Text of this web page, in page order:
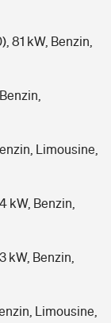
81 kW, Benzin,
Limousine,
kW, Benzin,
kW, Benzin,
Limousine,